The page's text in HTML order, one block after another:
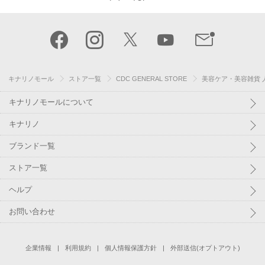
キナリノモール ストア一覧 CDC GENERAL STORE 美容ケア・美容雑貨
キナリノモールについて
キナリノ
ブランド一覧
ストア一覧
ヘルプ
お問い合わせ
企業情報 利用規約 個人情報保護方針 外部送信(オプトアウト)